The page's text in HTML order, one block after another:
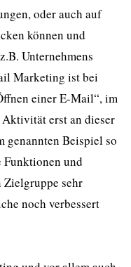
oder auch auf
können und
Unternehmens
Marketing ist bei
einer E-Mail“, im
erst an dieser
genannten Beispiel so
Funktionen und
Zielgruppe sehr
noch verbessert